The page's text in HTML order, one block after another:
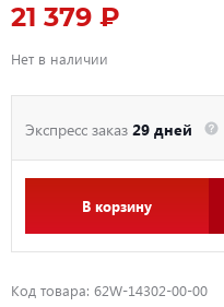
21 379 ₽
Нет в наличии
Экспресс заказ 29 дней
В корзину
Код товара: 62W-14302-00-00